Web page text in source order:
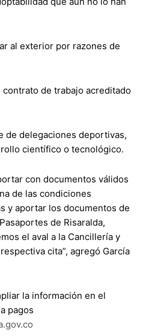
al exterior por razones de
de trabajo acreditado
de delegaciones deportivas,
científico o tecnológico.
con documentos válidos
de las condiciones
y aportar los documentos de
de Risaralda,
el aval a la Cancillería y
cita”, agregó García
la información en el
pagos